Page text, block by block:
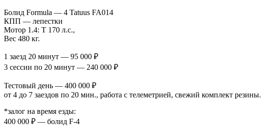
Болид Formula — 4 Tatuus FA014
КПП — лепестки
Мотор 1.4: T 170 л.с.,
Вес 480 кг.
1 заезд 20 минут — 95 000 ₽
3 сессии по 20 минут — 240 000 ₽
Тестовый день — 400 000 ₽
от 4 до 7 заездов по 20 мин., работа с телеметрией, свежий комплект резины.
*залог на время езды:
400 000 ₽ — болид F-4